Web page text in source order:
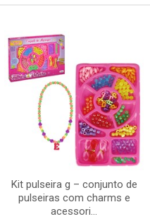
Kit pulseira g – conjunto de
pulseiras com charms e
acessori...